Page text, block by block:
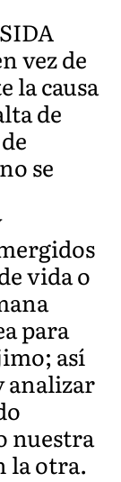
vez de
la causa
de
se
vida o
para
así
analizar
nuestra
la otra.